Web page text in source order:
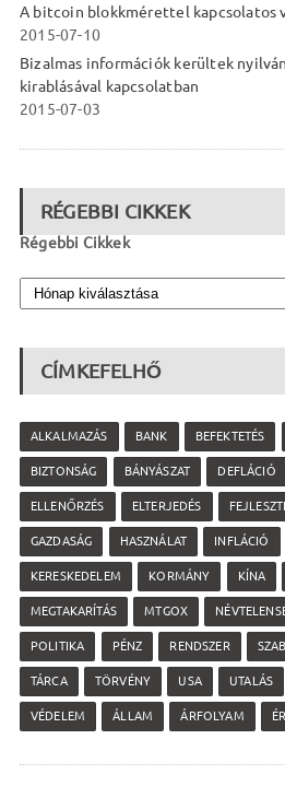
A bitcoin blokkmérettel kapcsolatos
2015-07-10
Bizalmas információk kerültek
kirablásával kapcsolatban
2015-07-03
RÉGEBBI CIKKEK
Régebbi Cikkek
CÍMKEFELHŐ
ALKALMAZÁS BANK BEFEKTETÉS
BIZTONSÁG BÁNYÁSZAT DEFLÁCIÓ
ELLENŐRZÉS ELTERJEDÉS
GAZDASÁG HASZNÁLAT INFLÁCIÓ
KERESKEDELEM KORMÁNY KÍNA
MEGTAKARÍTÁS MTGOX
POLITIKA PÉNZ RENDSZER
TÁRCA TÖRVÉNY USA UTALÁS
VÉDELEM ÁLLAM ÁRFOLYAM